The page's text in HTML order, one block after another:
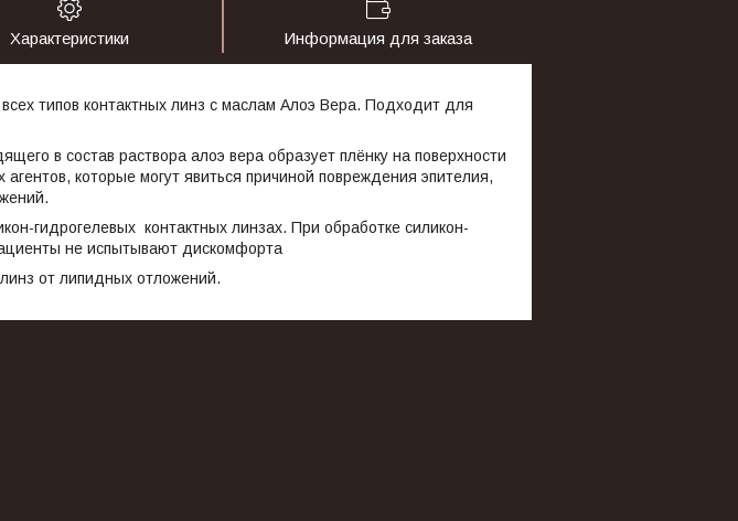
Характеристики Информация для заказа
типов контактных линз с маслам Алоэ Вера. Подходит для
в состав раствора алоэ вера образует плёнку на поверхности
которые могут явиться причиной повреждения эпителия,
гидрогелевых контактных линзах. При обработке силикон-
не испытывают дискомфорта
от липидных отложений.